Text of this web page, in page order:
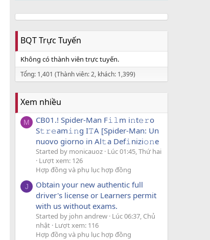
BQT Trực Tuyến
Không có thành viên trực tuyến.
Tổng: 1,401 (Thành viên: 2, khách: 1,399)
Xem nhiều
M
CB01.! Spider-Man F𝚒𝚕m i𝚗t𝚎𝚛o
S𝚝𝚛𝚎am𝚒𝚗g I𝚃A [Spider-Man: Un
nuovo giorno in Al𝚝a Def𝚒nizi𝚘𝚗e
Started by monicauoz Lúc 01:45, Thứ hai
Lượt xem: 126
Hợp đồng và phụ lục hợp đồng
J
Obtain your new authentic full
driver's license or Learners permit
with us without exams.
Started by john andrew Lúc 06:37, Chủ
nhật Lượt xem: 116
Hợp đồng và phụ lục hợp đồng